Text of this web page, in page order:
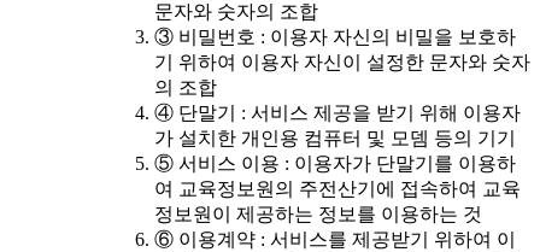
문자와 숫자의 조합
③ 비밀번호 : 이용자 자신의 비밀을 보호하
기 위하여 이용자 자신이 설정한 문자와 숫자
의 조합
④ 단말기 : 서비스 제공을 받기 위해 이용자
가 설치한 개인용 컴퓨터 및 모뎀 등의 기기
⑤ 서비스 이용 : 이용자가 단말기를 이용하
여 교육정보원의 주전산기에 접속하여 교육
정보원이 제공하는 정보를 이용하는 것
⑥ 이용계약 : 서비스를 제공받기 위하여 이